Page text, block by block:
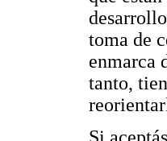
toma de
enmarca
tanto,